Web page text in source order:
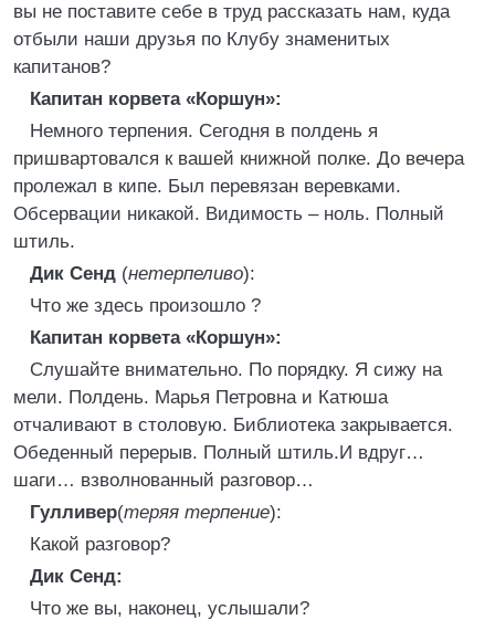
вы не поставите себе в труд рассказать нам, куда
отбыли наши друзья по Клубу знаменитых
капитанов?
Капитан корвета «Коршун»:
Немного терпения. Сегодня в полдень я
пришвартовался к вашей книжной полке. До вечера
пролежал в кипе. Был перевязан веревками.
Обсервации никакой. Видимость – ноль. Полный
штиль.
Дик Сенд (нетерпеливо):
Что же здесь произошло ?
Капитан корвета «Коршун»:
Слушайте внимательно. По порядку. Я сижу на
мели. Полдень. Марья Петровна и Катюша
отчаливают в столовую. Библиотека закрывается.
Обеденный перерыв. Полный штиль.И вдруг…
шаги… взволнованный разговор…
Гулливер(теряя терпение):
Какой разговор?
Дик Сенд:
Что же вы, наконец, услышали?